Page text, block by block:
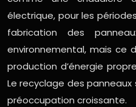
électrique, pour les
fabrication des
environnemental, mais ce
production d’énergie
Le recyclage des
préoccupation croissante.